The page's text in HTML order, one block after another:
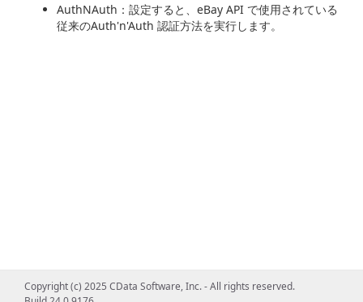
AuthNAuth：設定すると、eBay API で使用されている
従来のAuth'n'Auth 認証方法を実行します。
Copyright (c) 2025 CData Software, Inc. - All rights reserved.